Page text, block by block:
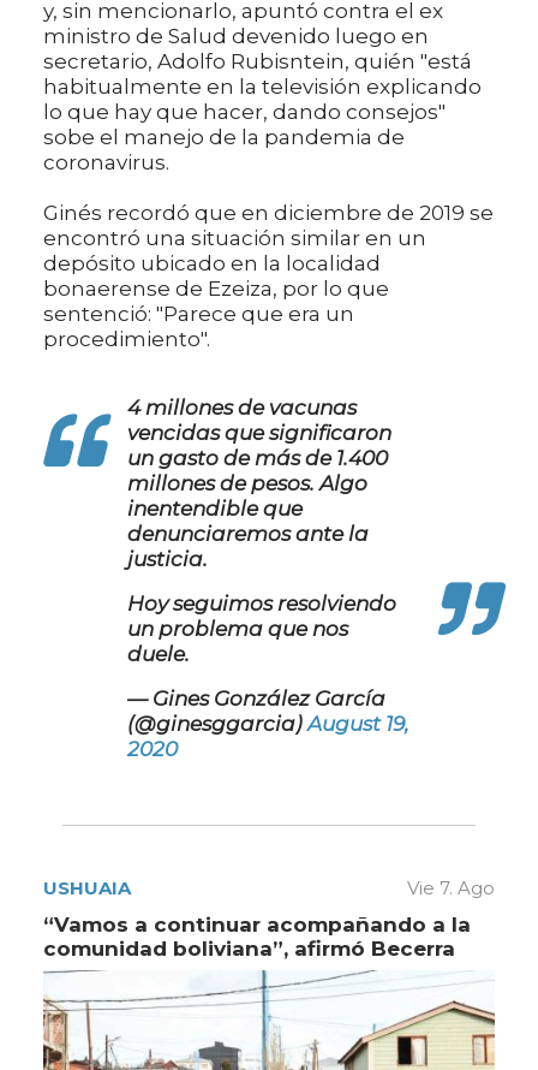
y, sin mencionarlo, apuntó contra el ex
ministro de Salud devenido luego en
secretario, Adolfo Rubisntein, quién "está
habitualmente en la televisión explicando
lo que hay que hacer, dando consejos"
sobe el manejo de la pandemia de
coronavirus.
Ginés recordó que en diciembre de 2019 se
encontró una situación similar en un
depósito ubicado en la localidad
bonaerense de Ezeiza, por lo que
sentenció: "Parece que era un
procedimiento".
4 millones de vacunas
vencidas que significaron
un gasto de más de 1.400
millones de pesos. Algo
inentendible que
denunciaremos ante la
justicia.
Hoy seguimos resolviendo
un problema que nos
duele.
— Gines González García
(@ginesggarcia)August 19,
2020
USHUAIA Vie 7. Ago
“Vamos a continuar acompañando a la
comunidad boliviana”, afirmó Becerra